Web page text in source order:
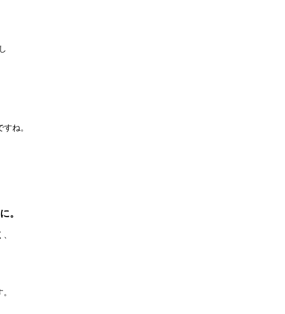
ね。
。